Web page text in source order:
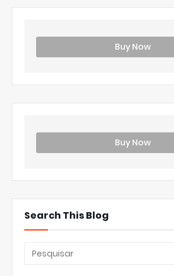
Buy Now
Buy Now
Search This Blog